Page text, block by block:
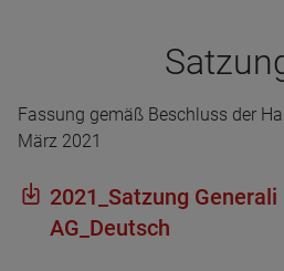
Fassung gemäß Beschluss der
März 2021
2021_Sat­zung
AG_Deutsch